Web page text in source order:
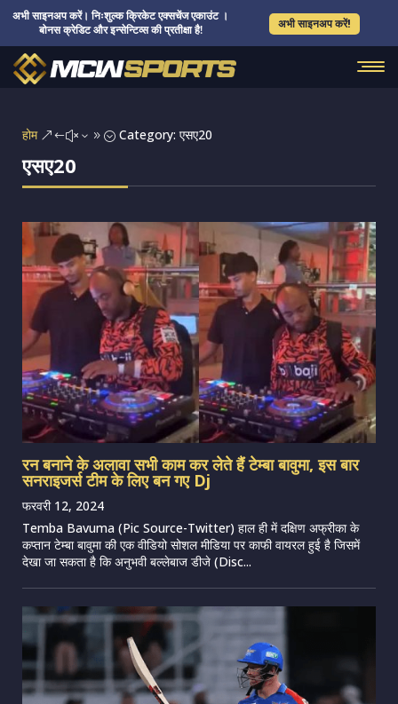
अभी साइनअप करें। निःशुल्क क्रिकेट एक्सचेंज एकाउंट ।
बोनस क्रेडिट और इन्सेन्टिव्स की प्रतीक्षा है!
अभी साइनअप करें!
होम &#x39; Category: एसए20
एसए20
रन बनाने के अलावा सभी काम कर लेते हैं टेम्बा बावुमा, इस बार
सनराइजर्स टीम के लिए बन गए Dj
फरवरी 12, 2024
Temba Bavuma (Pic Source-Twitter) हाल ही में दक्षिण अफ्रीका के
कप्तान टेम्बा बावुमा की एक वीडियो सोशल मीडिया पर काफी वायरल हुई है जिसमें
देखा जा सकता है कि अनुभवी बल्लेबाज डीजे (Disc...